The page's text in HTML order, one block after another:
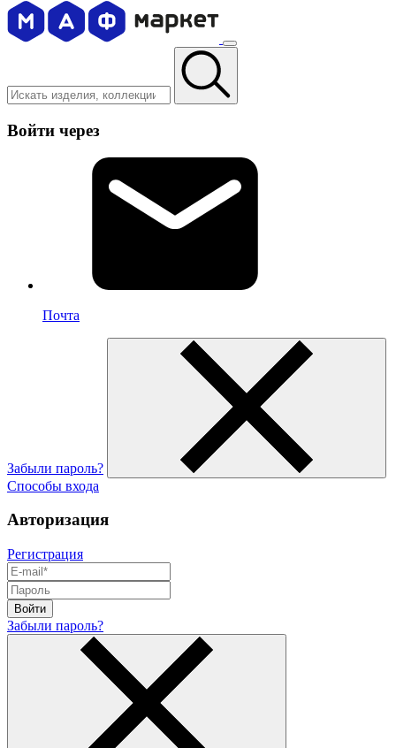
Войти через
Почта
Забыли пароль?
Способы входа
Авторизация
Регистрация
Войти
Забыли пароль?